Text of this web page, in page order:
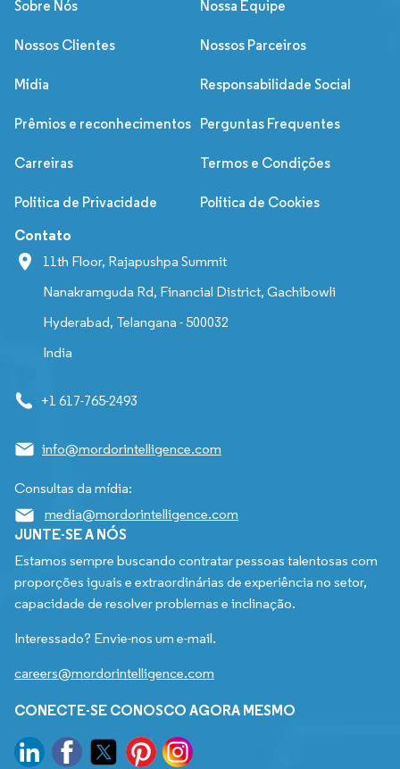
Sobre Nós
Nossa Equipe
Nossos Clientes Nossos Parceiros
Mídia Responsabilidade Social
Prêmios e reconhecimentos Perguntas Frequentes
Carreiras Termos e Condições
Política de Privacidade Política de Cookies
Contato
11th Floor, Rajapushpa Summit
Nanakramguda Rd, Financial District, Gachibowli
Hyderabad, Telangana - 500032
India
+1 617-765-2493
info@mordorintelligence.com
Consultas da mídia:
media@mordorintelligence.com
JUNTE-SE A NÓS
Estamos sempre buscando contratar pessoas talentosas com
proporções iguais e extraordinárias de experiência no setor,
capacidade de resolver problemas e inclinação.
Interessado? Envie-nos um e-mail.
careers@mordorintelligence.com
CONECTE-SE CONOSCO AGORA MESMO